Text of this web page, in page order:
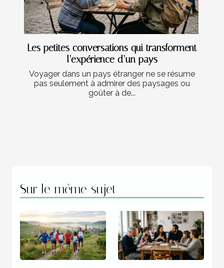
Les petites conversations qui transforment
l’expérience d’un pays
Voyager dans un pays étranger ne se résume
pas seulement à admirer des paysages ou
goûter à de...
Sur le même sujet